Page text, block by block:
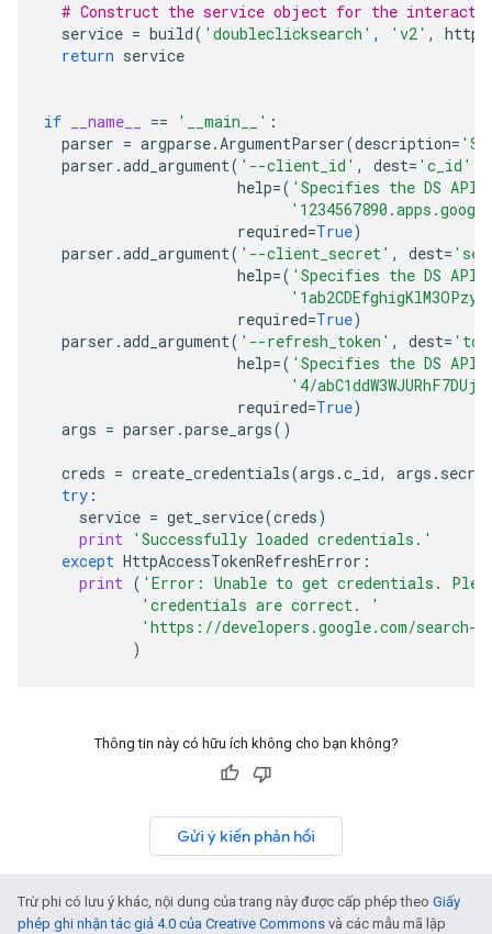
# Construct the service object for the
service = build( 'doubleclicksearch' , 'v2' , http
return service
if __name__ == '__main__' :
parser = argparse.ArgumentParser(description=
parser .add_argument( '--client_id' , dest= 'c_id'
help=( 'Specifies the DS
required=True)
parser .add_argument( '--client_secret' , dest=
help=( 'Specifies the DS
required=True)
parser .add_argument( '--refresh_token' , dest=
help=( 'Specifies the DS
'4/
required=True)
args = parser .parse_args()
creds = create_credentials(args .c_id, args . secret
try :
service = get_service(creds)
print 'Successfully loaded credentials.'
except HttpAccessTokenRefreshError :
print ( 'Error: Unable to get credentials.
'credentials are correct. '
'https://developers.google.com/search-
)
Thông tin này có hữu ích không cho bạn không?
Gửi ý kiến phản hồi
Trừ phi có lưu ý khác, nội dung của trang này được cấp phép theo Giấy
phép ghi nhận tác giả 4.0 của Creative Commons và các mẫu mã lập